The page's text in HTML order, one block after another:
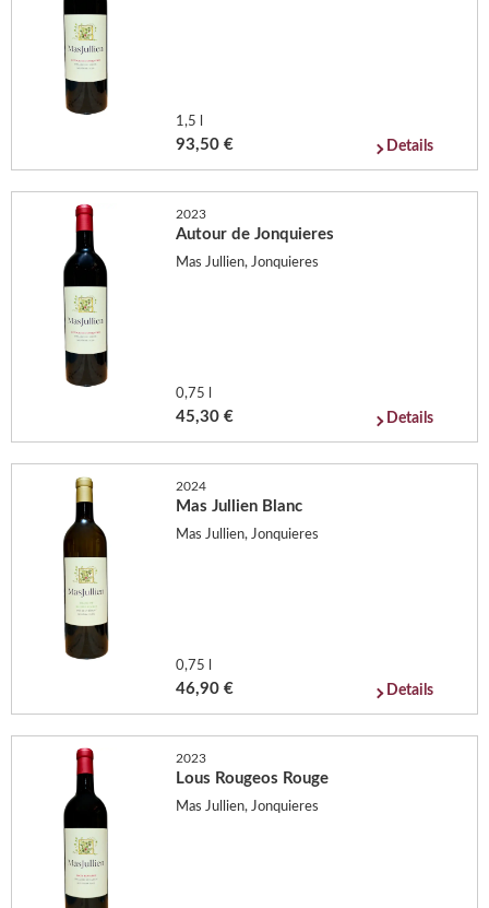
1,5 l
93,50 € Details
2023
Autour de Jonquieres
Mas Jullien, Jonquieres
0,75 l
45,30 € Details
2024
Mas Jullien Blanc
Mas Jullien, Jonquieres
0,75 l
46,90 € Details
2023
Lous Rougeos Rouge
Mas Jullien, Jonquieres